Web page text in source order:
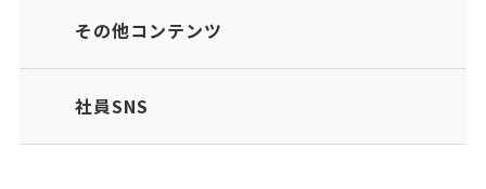
その他コンテンツ
社員SNS